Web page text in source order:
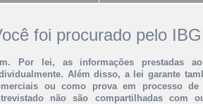
foi procurado pelo
Por lei, as informações prestadas
Além disso, a lei garante
ou como prova em processo
não são compartilhadas com